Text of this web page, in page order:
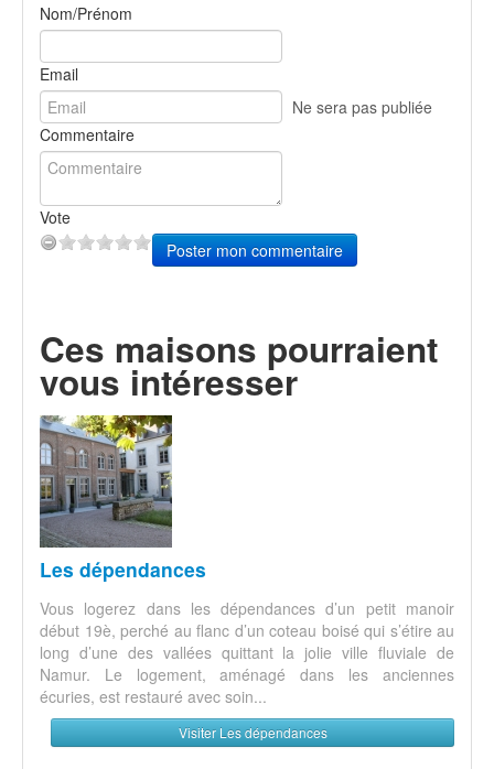
Nom/Prénom
Email
Ne sera pas publiée
Commentaire
Vote
Poster mon commentaire
Ces maisons pourraient
vous intéresser
Les dépendances
Vous logerez dans les dépendances d’un petit manoir
début 19è, perché au flanc d’un coteau boisé qui s’étire au
long d’une des vallées quittant la jolie ville fluviale de
Namur. Le logement, aménagé dans les anciennes
écuries, est restauré avec soin...
Visiter Les dépendances